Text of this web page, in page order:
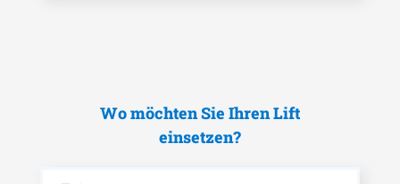
Wo möchten Sie Ihren Lift
einsetzen?